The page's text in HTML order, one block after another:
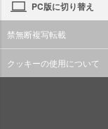
PC版に切り替え
禁無断複写転載
クッキーの使用について